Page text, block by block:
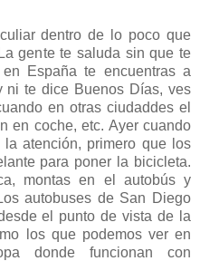
dentro de lo poco que
gente te saluda sin que te
España te encuentras a
te dice Buenos Días, ves
en otras ciudaddes el
en coche, etc. Ayer cuando
atención, primero que los
para poner la bicicleta.
montas en el autobús y
autobuses de San Diego
el punto de vista de la
los que podemos ver en
donde funcionan con